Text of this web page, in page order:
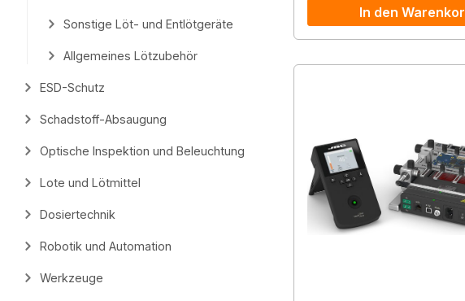
Sonstige Löt- und Entlötgeräte
Allgemeines Lötzubehör
ESD-Schutz
Schadstoff-Absaugung
Optische Inspektion und Beleuchtung
Lote und Lötmittel
Dosiertechnik
Robotik und Automation
Werkzeuge
In den